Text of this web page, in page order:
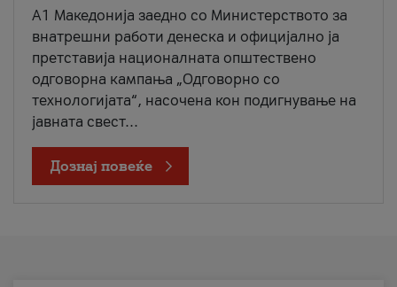
A1 Македонија заедно со Министерството за
внатрешни работи денеска и официјално ја
претставија националната општествено
одговорна кампања „Одговорно со
технологијата“, насочена кон подигнување на
јавната свест...
Дознај повеќе